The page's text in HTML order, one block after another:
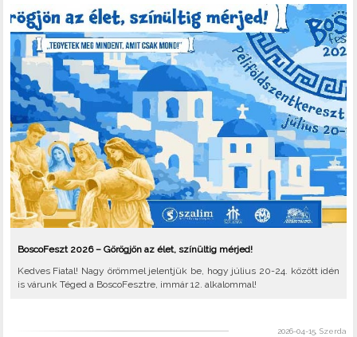
BoscoFeszt 2026 – Görögjön az élet, színültig mérjed!
Kedves Fiatal! Nagy örömmel jelentjük be, hogy július 20-24. között idén
is várunk Téged a BoscoFesztre, immár 12. alkalommal!
2026-04-15, Szerda